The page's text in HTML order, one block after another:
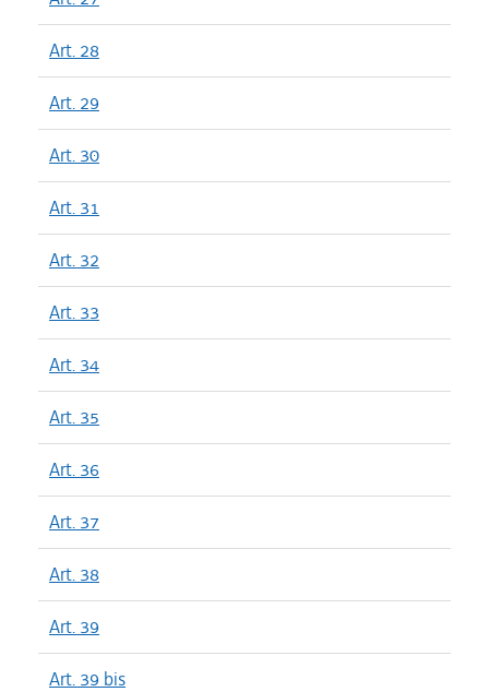
Art. 28
Art. 29
Art. 30
Art. 31
Art. 32
Art. 33
Art. 34
Art. 35
Art. 36
Art. 37
Art. 38
Art. 39
Art. 39 bis